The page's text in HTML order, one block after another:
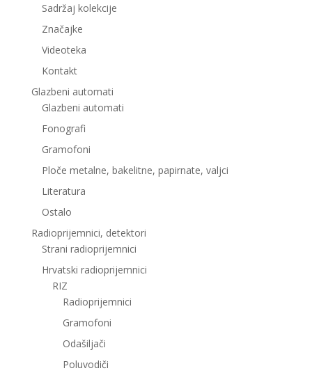
Sadržaj kolekcije
Značajke
Videoteka
Kontakt
Glazbeni automati
Glazbeni automati
Fonografi
Gramofoni
Ploče metalne, bakelitne, papirnate, valjci
Literatura
Ostalo
Radioprijemnici, detektori
Strani radioprijemnici
Hrvatski radioprijemnici
RIZ
Radioprijemnici
Gramofoni
Odašiljači
Poluvodiči